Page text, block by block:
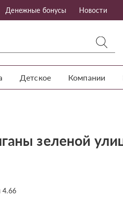
Денежные бонусы Новости
Детское Компании
зеленой
4.66